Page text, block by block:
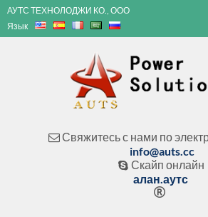
АУТС ТЕХНОЛОДЖИ КО., ООО
Язык
 Свяжитесь с нами по
info@auts.cc
 Скайп онлайн
алан.аутс
